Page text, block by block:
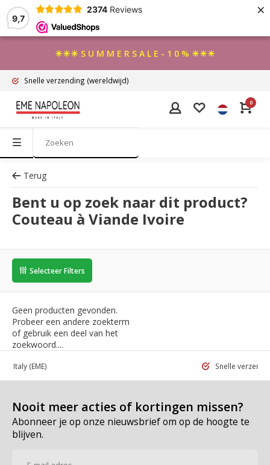
9,7
2374 Reviews ×
☀☀☀ S U M M E R S A L E - 1 0 % ☀☀☀
Snelle verzending (wereldwijd)
0
Terug
Bent u op zoek naar dit product?
Couteau à Viande Ivoire
Selecteer Filters
Geen producten gevonden.
Probeer een andere zoekterm
of gebruik een deel van het
zoekwoord....
in Italy (EME) Snelle
Nooit meer acties of kortingen missen?
Abonneer je op onze nieuwsbrief om op de hoogte te
blijven.